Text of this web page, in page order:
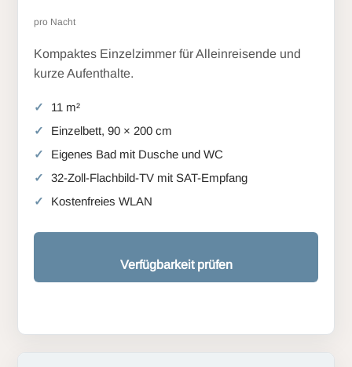
pro Nacht
Kompaktes Einzelzimmer für Alleinreisende und
kurze Aufenthalte.
11 m²
Einzelbett, 90 × 200 cm
Eigenes Bad mit Dusche und WC
32-Zoll-Flachbild-TV mit SAT-Empfang
Kostenfreies WLAN
Verfügbarkeit prüfen